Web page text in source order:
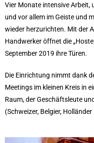
Vier Monate intensive Arbeit,
und vor allem im Geiste und
wieder herzurichten. Mit der
Handwerker öffnet die
September 2019 ihre Türen.
Die Einrichtung nimmt dank
Meetings im kleinen Kreis in
Raum, der Geschäftsleute
(Schweizer, Belgier,